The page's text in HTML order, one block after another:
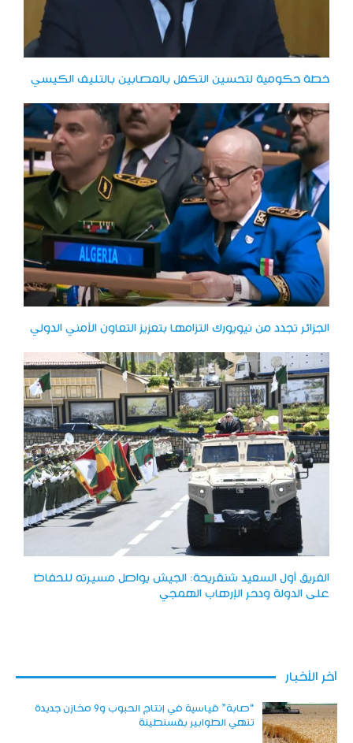
خطة حكومية لتحسين التكفل بالمصابين بالتليف الكيسي
الجزائر تجدد من نيويورك التزامها بتعزيز التعاون الأمني الدولي
الفريق أول السعيد شنقريحة: الجيش يواصل مسيرته للحفاظ
على الدولة ودحر الإرهاب الهمجي
آخر الأخبار
“صابة” قياسية في إنتاج الحبوب و9 مخازن جديدة
تنهي الطوابير بقسنطينة